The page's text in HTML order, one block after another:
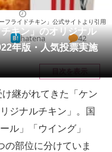
チ
キン」のオリジナル
年版・人気投票実施
フライドチキン」公式サイトより引用
hatena 42
目次を表示
継がれてきた「ケン
ジナルチキン」。国
ル」「ウイング」
の部位に分けていま